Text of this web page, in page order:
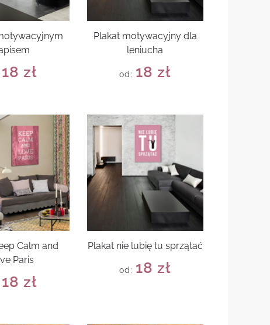
18zł
Plakat motywacyjny dla
leniucha
od: 18zł
Calm and
Paris
18zł
Plakat nie lubię tu sprzątać
od: 18zł